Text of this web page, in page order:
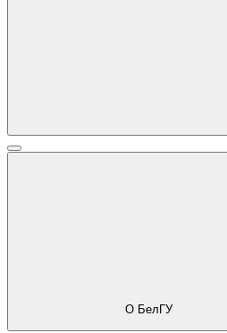
О БелГУ